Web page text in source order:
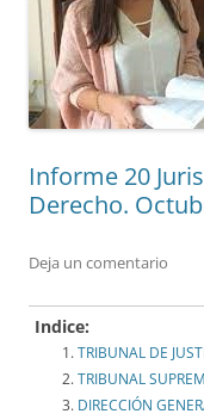
Informe 20
Derecho.
Deja un comentario
Indice:
TRIBUNAL DE
TRIBUNAL
DIRECCIÓN